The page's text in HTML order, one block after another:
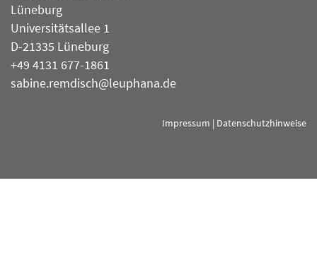
Lüneburg
Universitätsallee 1
D-21335 Lüneburg
+49 4131 677-1861
sabine.remdisch@leuphana.de
Impressum | Datenschutzhinweise